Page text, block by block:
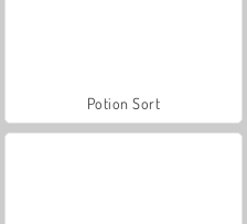
Potion Sort